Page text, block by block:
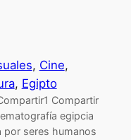
, Cine
, Egipto
Compartir
egipcia
por seres humanos